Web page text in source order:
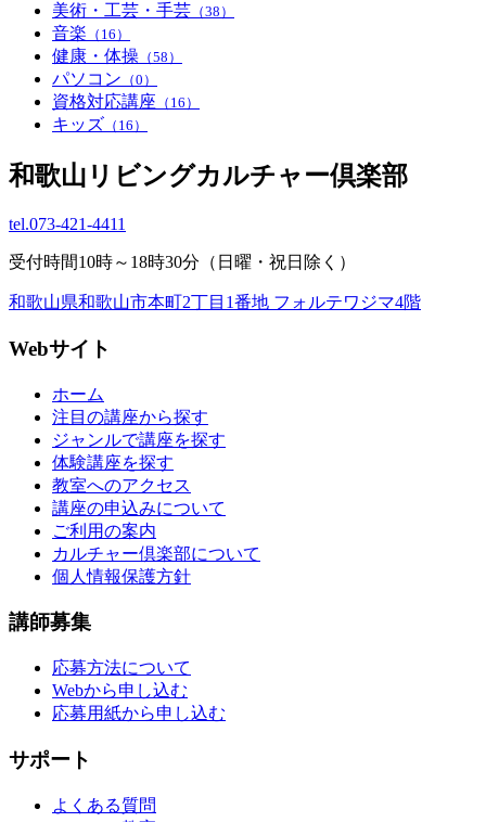
美術・工芸・手芸 （38）
音楽 （16）
健康・体操 （58）
パソコン （0）
資格対応講座 （16）
キッズ （16）
和歌山リビングカルチャー倶楽部
tel.073-421-4411
受付時間10時～18時30分（日曜・祝日除く）
和歌山県和歌山市本町2丁目1番地 フォルテワジマ4階
Webサイト
ホーム
注目の講座から探す
ジャンルで講座を探す
体験講座を探す
教室へのアクセス
講座の申込みについて
ご利用の案内
カルチャー倶楽部について
個人情報保護方針
講師募集
応募方法について
Webから申し込む
応募用紙から申し込む
サポート
よくある質問